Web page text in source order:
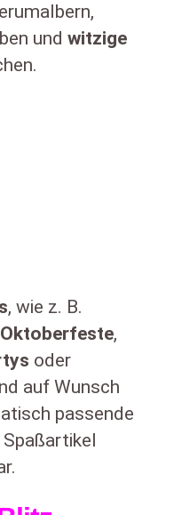
und witzige
, wie z. B.
Oktoberfeste,
oder
auf Wunsch
passende